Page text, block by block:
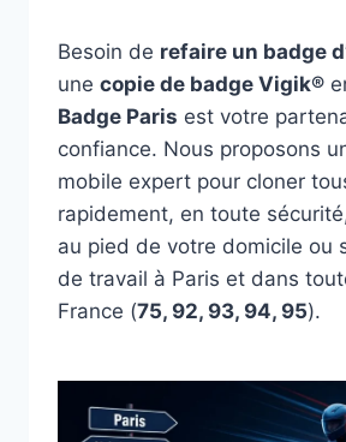
Besoin de refaire un badge
une copie de badge Vigik®
Badge Paris est votre
confiance. Nous proposons
mobile expert pour cloner
rapidement, en toute
au pied de votre domicile ou
de travail à Paris et dans
France (75, 92, 93, 94, 95).